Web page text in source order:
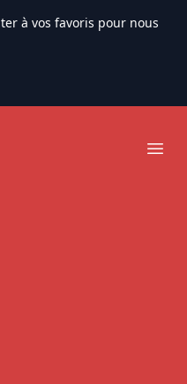
à vos favoris pour nous